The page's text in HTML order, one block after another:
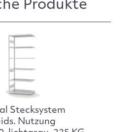
Produkte
Stecksystem
Nutzung